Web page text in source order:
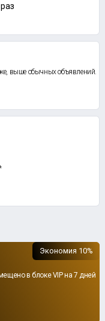
выше обычных объявлений.
в блоке VIP на 7 дней
Экономия 10%